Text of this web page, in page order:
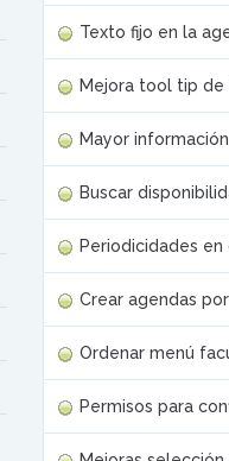
Texto fijo en la
Mejora tool tip de
Mayor
Buscar
Periodicidades
Crear agendas
Ordenar menú
Permisos para